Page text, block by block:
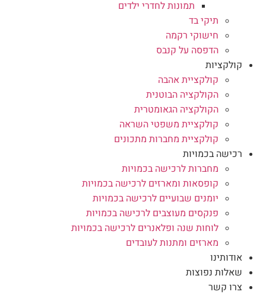
תמונות לחדרי ילדים
תיקי בד
חישוקי רקמה
הדפסה על קנבס
קולקציות
קולקציית אהבה
הקולקציה הבוטנית
הקולקציה הגאומטרית
קולקציית משפטי השראה
קולקציית מחברות מתכונים
רכישה בכמויות
מחברות לרכישה בכמויות
קופסאות ומארזים לרכישה בכמויות
יומנים שבועיים לרכישה בכמויות
פנקסים מעוצבים לרכישה בכמויות
לוחות שנה ופלאנרים לרכישה בכמויות
מארזים ומתנות לעובדים
אודותינו
שאלות נפוצות
צרו קשר